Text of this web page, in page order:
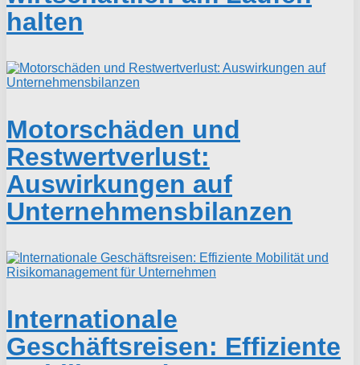
halten
Motorschäden und
Restwertverlust:
Auswirkungen auf
Unternehmensbilanzen
Internationale
Geschäftsreisen: Effiziente